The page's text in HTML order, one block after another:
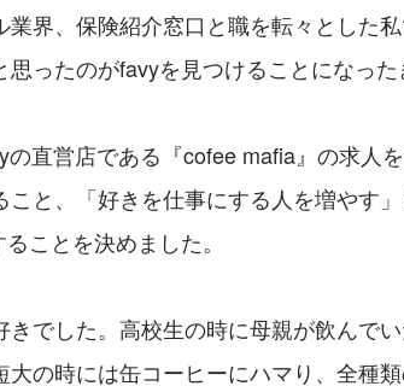
界、保険紹介窓口と職を転々とした
ったのがfavyを見つけることになった
直営店である『cofee mafia』の求人
こと、「好きを仕事にする人を増やす
ことを決めました。
でした。高校生の時に母親が飲んで
の時には缶コーヒーにハマり、全種